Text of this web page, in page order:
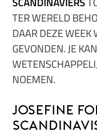
TER WERELD
DAAR DEZE WEEK
GEVONDEN. JE
NOEMEN.
Josefine